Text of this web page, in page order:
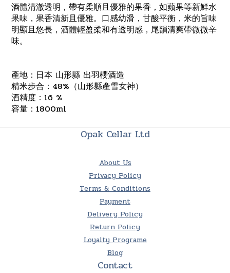
酒體清澈透明，帶有柔順且優雅的果香，如蘋果等新鮮水
果味，果香清新且優雅。口感幼滑，甘酸平衡，米的旨味
明顯且悠長，酒體輕盈柔和有透明感，尾韻清爽帶微微辛
味。
產地：日本 山形縣 出羽櫻酒造
精米步合：48%（山形縣產雪女神）
酒精度：16 %
容量：1800ml
Opak Cellar Ltd
About Us
Privacy Policy
Terms & Conditions
Payment
Delivery Policy
Return Policy
Loyalty Programe
Blog
Contact